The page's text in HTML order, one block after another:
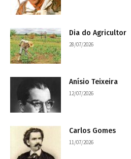
Dia do Agricultor
28/07/2026
Anísio Teixeira
12/07/2026
Carlos Gomes
11/07/2026